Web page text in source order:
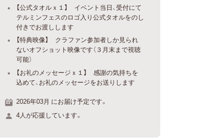
【公式タオルｘ１】 イベント当日、受付にて
テルミンフェスのロゴ入り公式タオルをのし
付きでお渡しします
【特典映像】 クラファン参加者しか見られ
ないオフショット映像です（３月末まで視聴
可能）
【お礼のメッセージｘ１】 感謝の気持ちを
込めて、お礼のメッセージをお送りします
2026年03月 にお届け予定です。
4人が応援しています。